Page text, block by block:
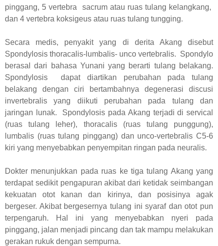
pinggang, 5 vertebra sacrum atau ruas tulang kelangkang,
dan 4 vertebra koksigeus atau ruas tulang tungging.
Secara medis, penyakit yang di derita Akang disebut
Spondylosis thoracalis-lumbalis- unco vertebralis. Spondylo
berasal dari bahasa Yunani yang berarti tulang belakang.
Spondylosis dapat diartikan perubahan pada tulang
belakang dengan ciri bertambahnya degenerasi discusi
invertebralis yang diikuti perubahan pada tulang dan
jaringan lunak. Spondylosis pada Akang terjadi di servical
(ruas tulang leher), thoracalis (ruas tulang punggung),
lumbalis (ruas tulang pinggang) dan unco-vertebralis C5-6
kiri yang menyebabkan penyempitan ringan pada neuralis.
Dokter menunjukkan pada ruas ke tiga tulang Akang yang
terdapat sedikit pengapuran akibat dari ketidak seimbangan
kekuatan otot kanan dan kirinya, dan posisinya agak
bergeser. Akibat bergesernya tulang ini syaraf dan otot pun
terpengaruh. Hal ini yang menyebabkan nyeri pada
pinggang, jalan menjadi pincang dan tak mampu melakukan
gerakan rukuk dengan sempurna.